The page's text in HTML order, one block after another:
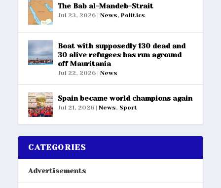
The Bab al-Mandeb-Strait
Jul 23, 2026 |News,Politics
Boat with supposedly 130 dead and
30 alive refugees has run aground
off Mauritania
Jul 22, 2026 |News
Spain became world champions again
Jul 21, 2026 |News, Sport
CATEGORIES
Advertisements